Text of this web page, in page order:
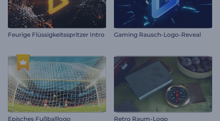
Feurige Flüssigkeitsspritzer Intro Gaming Rausch-Logo-Reveal
Episches Fußballlogo Retro Raum-Logo